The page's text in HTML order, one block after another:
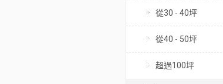
從30 - 40坪
從40 - 50坪
超過100坪